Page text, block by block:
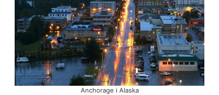
Anchorage i Alaska